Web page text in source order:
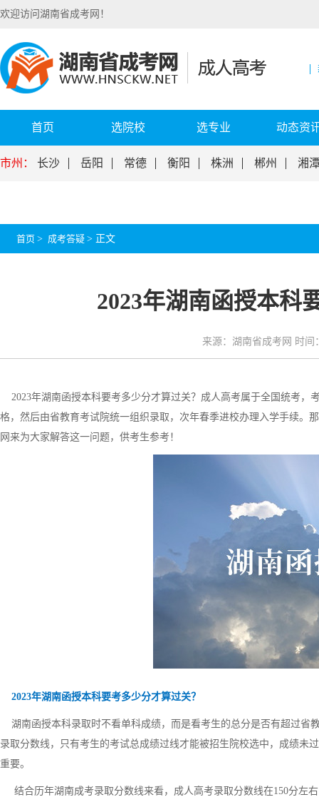
欢迎访问湖南省成考网！
首页 选院校 选专业 动态资
市州： 长沙 岳阳 常德 衡阳 株洲 郴州 湘
首页 > 成考答疑 > 正文
2023年湖南函授本科
来源：湖南省成考网 时间
2023年湖南函授本科要考多少分才算过关？成人高考属于全国统考，
格，然后由省教育考试院统一组织录取，次年春季进校办理入学手续。
网来为大家解答这一问题，供考生参考！
2023年湖南函授本科要考多少分才算过关？
湖南函授本科录取时不看单科成绩，而是看考生的总分是否有超过省
录取分数线，只有考生的考试总成绩过线才能被招生院校选中，成绩未
重要。
结合历年湖南成考录取分数线来看，成人高考录取分数线在150分左